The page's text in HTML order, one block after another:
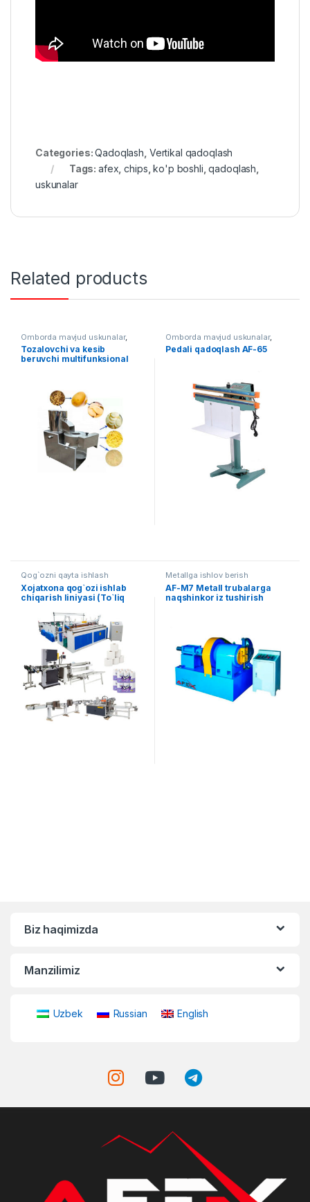
Categories:Qadoqlash Vertikal qadoqlash
Tags:afex ,chips ,ko'p boshli ,qadoqlash
uskunalar
Related products
Omborda mavjud uskunalar,
Oziq ovqat
Tozalovchi va kesib
beruvchi multifunksional
Omborda mavjud uskunalar,
Qadoqlash , Qo'lda qadoqlash
Pedali qadoqlash AF-65
Qog`ozni qayta ishlash
Xojatxona qog`ozi ishlab
chiqarish liniyasi (To`liq
Metallga ishlov berish
AF-M7 Metall trubalarga
naqshinkor iz tushirish
Biz haqimizda
Manzilimiz
Uzbek Russian English